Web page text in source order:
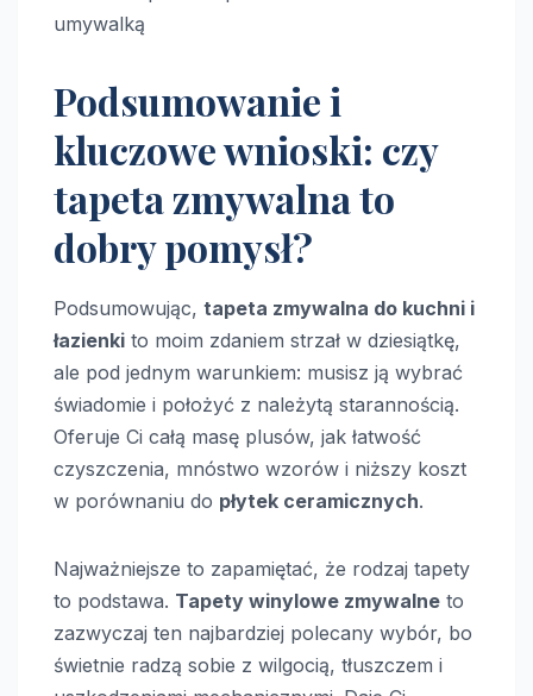
Podsumowanie i
kluczowe wnioski: czy
tapeta zmywalna to
dobry pomysł?
Podsumowując, tapeta zmywalna do kuchni i
łazienki to moim zdaniem strzał w dziesiątkę,
ale pod jednym warunkiem: musisz ją wybrać
świadomie i położyć z należytą starannością.
Oferuje Ci całą masę plusów, jak łatwość
czyszczenia, mnóstwo wzorów i niższy koszt
w porównaniu do płytek ceramicznych.
Najważniejsze to zapamiętać, że rodzaj tapety
to podstawa. Tapety winylowe zmywalne to
zazwyczaj ten najbardziej polecany wybór, bo
świetnie radzą sobie z wilgocią, tłuszczem i